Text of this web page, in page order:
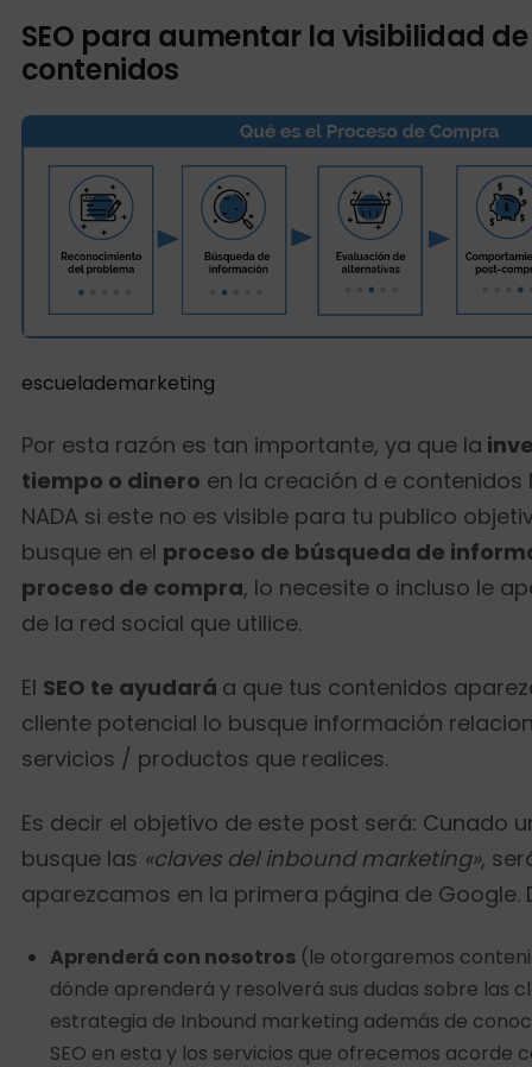
SEO para aumentar la visibilidad
contenidos
escuelademarketing
Por esta razón es tan importante, ya que la
tiempo o dinero en la creación d e contenidos
NADA si este no es visible para tu publico
busque en el proceso de búsqueda de
proceso de compra, lo necesite o incluso le
de la red social que utilice.
El SEO te ayudará a que tus contenidos
cliente potencial lo busque información
servicios / productos que realices.
Es decir el objetivo de este post será: Cunado
busque las «claves del inbound marketing»,
aparezcamos en la primera página de Google.
Aprenderá con nosotros(le otorgaremos
dónde aprenderá y resolverá sus dudas sobre las
estrategia de Inbound marketing además de
SEO en esta y los servicios que ofrecemos acorde